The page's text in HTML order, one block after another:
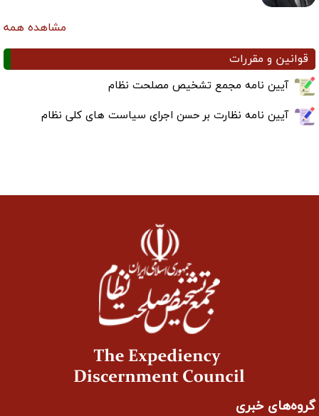
مشاهده همه
قوانین و مقررات
آیین نامه مجمع تشخیص مصلحت نظام
آیین نامه نظارت بر حسن اجرای سیاست های کلی نظام
گروه‌های خبری